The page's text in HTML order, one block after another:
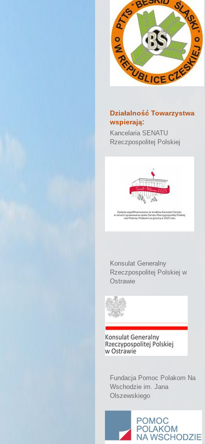
Działalność Towarzystwa
wspierają:
Kancelaria SENATU
Rzeczpospolitej Polskiej
Konsulat Generalny
Rzeczpospolitej Polskiej w
Ostrawie
Fundacja Pomoc Polakom Na
Wschodzie im. Jana
Olszewskiego